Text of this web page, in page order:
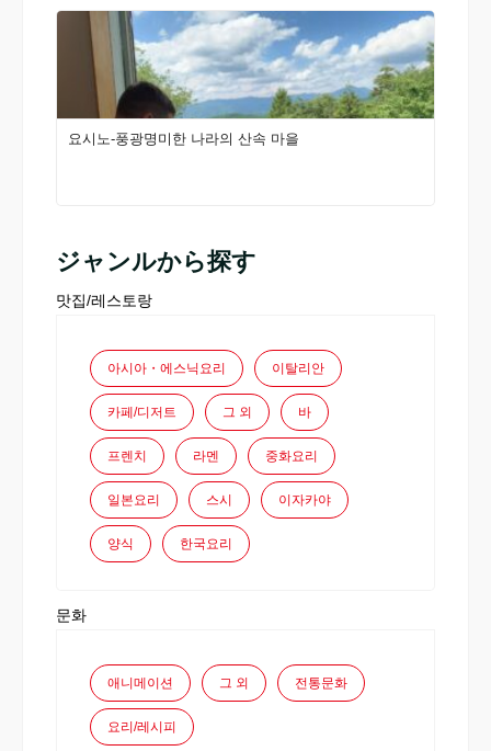
요시노-풍광명미한 나라의 산속 마을
ジャンルから探す
맛집/레스토랑
아시아・에스닉요리 이탈리안
카페/디저트 그 외 바
프렌치 라멘 중화요리
일본요리 스시 이자카야
양식 한국요리
문화
애니메이션 그 외 전통문화
요리/레시피